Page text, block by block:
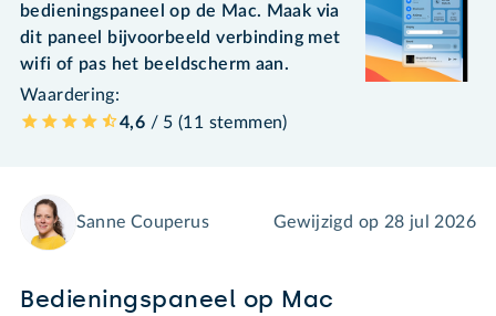
bedieningspaneel op de Mac. Maak via
dit paneel bijvoorbeeld verbinding met
wifi of pas het beeldscherm aan.
Waardering:
4,6 / 5 (11 stemmen)
Sanne Couperus Gewijzigd op 28 jul 2026
Bedieningspaneel op Mac